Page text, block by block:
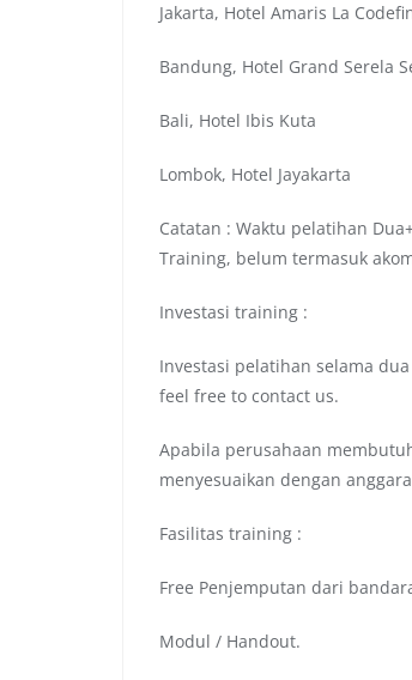
Jakarta, Hotel Amaris La
Bandung, Hotel Grand Serela
Bali, Hotel Ibis Kuta
Lombok, Hotel Jayakarta
Catatan : Waktu pelatihan
Training, belum termasuk
Investasi training :
Investasi pelatihan selama
feel free to contact us.
Apabila perusahaan
menyesuaikan dengan
Fasilitas training :
Free Penjemputan dari
Modul / Handout.